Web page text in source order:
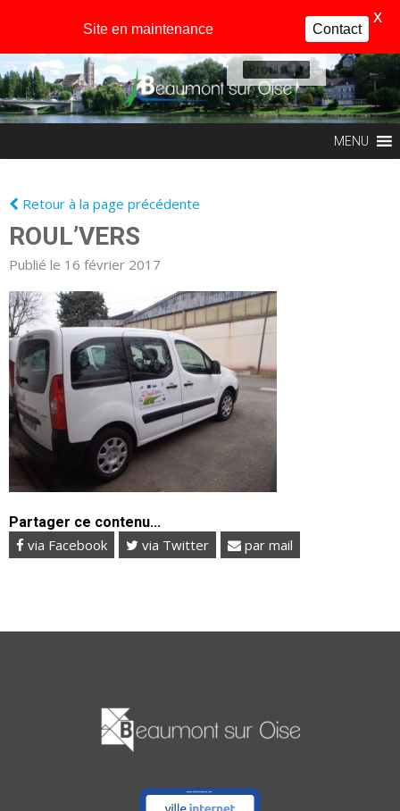
Profil
MENU
Retour à la page précédente
ROUL’VERS
Publié le 16 février 2017
Partager ce contenu...
via Facebook via Twitter par mail
Site en maintenance Contact
X